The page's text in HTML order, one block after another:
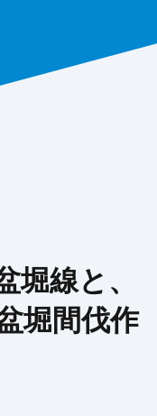
堀線と、
堀間伐作